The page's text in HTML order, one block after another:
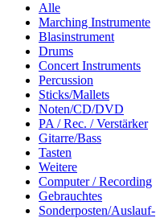
Alle
Marching Instrumente
Blasinstrument
Drums
Concert Instruments
Percussion
Sticks/Mallets
Noten/CD/DVD
PA / Rec. / Verstärker
Gitarre/Bass
Tasten
Weitere
Computer / Recording
Gebrauchtes
Sonderposten/Auslauf-